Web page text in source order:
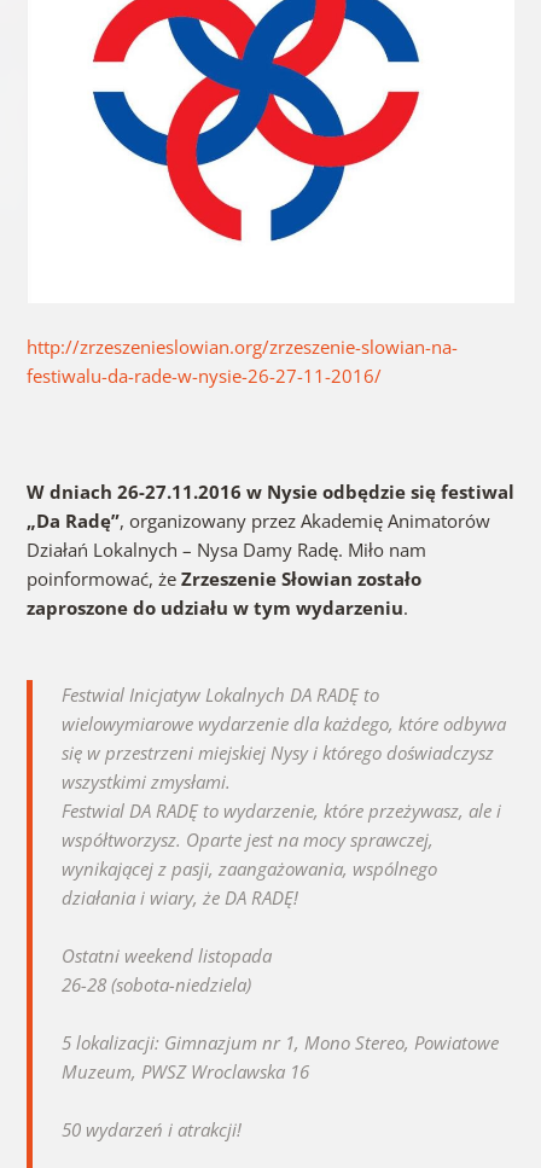
http://zrzeszenieslowian.org/zrzeszenie-slowian-na-
festiwalu-da-rade-w-nysie-26-27-11-2016/
W dniach 26-27.11.2016 w Nysie odbędzie się festiwal
„Da Radę”, organizowany przez Akademię Animatorów
Działań Lokalnych – Nysa Damy Radę. Miło nam
poinformować, że Zrzeszenie Słowian zostało
zaproszone do udziału w tym wydarzeniu.
Festwial Inicjatyw Lokalnych DA RADĘ to
wielowymiarowe wydarzenie dla każdego, które odbywa
się w przestrzeni miejskiej Nysy i którego doświadczysz
wszystkimi zmysłami.
Festwial DA RADĘ to wydarzenie, które przeżywasz, ale i
współtworzysz. Oparte jest na mocy sprawczej,
wynikającej z pasji, zaangażowania, wspólnego
działania i wiary, że DA RADĘ!
Ostatni weekend listopada
26-28 (sobota-niedziela)
5 lokalizacji: Gimnazjum nr 1, Mono Stereo, Powiatowe
Muzeum, PWSZ Wroclawska 16
50 wydarzeń i atrakcji!